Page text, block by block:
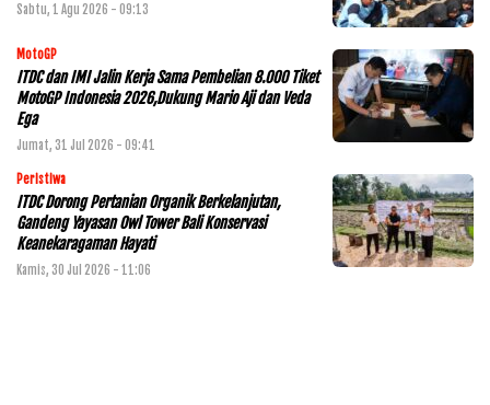
Sabtu, 1 Agu 2026 - 09:13
MotoGP
ITDC dan IMI Jalin Kerja Sama Pembelian 8.000 Tiket
MotoGP Indonesia 2026,Dukung Mario Aji dan Veda
Ega
Jumat, 31 Jul 2026 - 09:41
Peristiwa
ITDC Dorong Pertanian Organik Berkelanjutan,
Gandeng Yayasan Owl Tower Bali Konservasi
Keanekaragaman Hayati
Kamis, 30 Jul 2026 - 11:06